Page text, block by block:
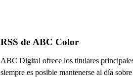
RSS de ABC Color
ABC Digital ofrece los titulares
siempre es posible mantenerse al día